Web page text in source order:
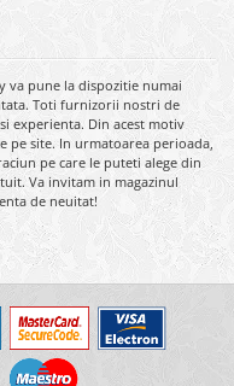
va pune la dispozitie numai
Toti furnizorii nostri de
experienta. Din acest motiv
pe site. In urmatoarea perioada,
pe care le puteti alege din
Va invitam in magazinul
de neuitat!